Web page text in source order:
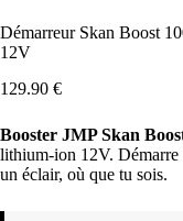
Démarreur Skan Boost
12V
129.90 €
Booster JMP Skan
lithium-ion 12V. Démarre
un éclair, où que tu sois.